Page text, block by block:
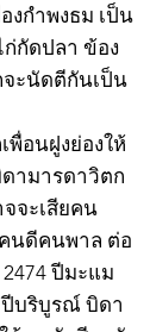
งกำพงธม เป็น
กัดปลา ข้อง
จะนัดตีกันเป็น
พื่อนฝูงย่องให้
ามารดาวิตก
จะเสียคน
คนดีคนพาล ต่อ
ปีมะแม
ปีบริบูรณ์ บิดา